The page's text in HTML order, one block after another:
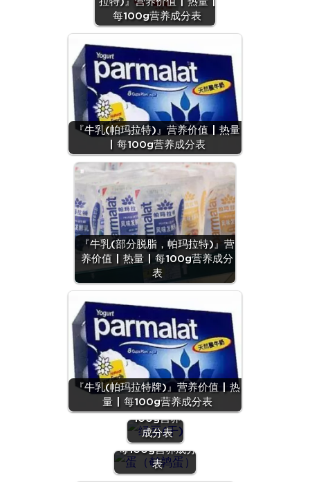
每100g营养成分表
『牛乳(帕玛拉特)』营养价值 | 热量
| 每100g营养成分表
『牛乳(部分脱脂，帕玛拉特)』营
养价值 | 热量 | 每100g营养成分
表
『牛乳(帕玛拉特牌)』营养价值 | 热
量 | 每100g营养成分表
『绿豆
(干)』营养
价值 | 每
100g营养
成分表
『蛋（鹌鹑
蛋）』营养价值 |
每100g营养成分
表